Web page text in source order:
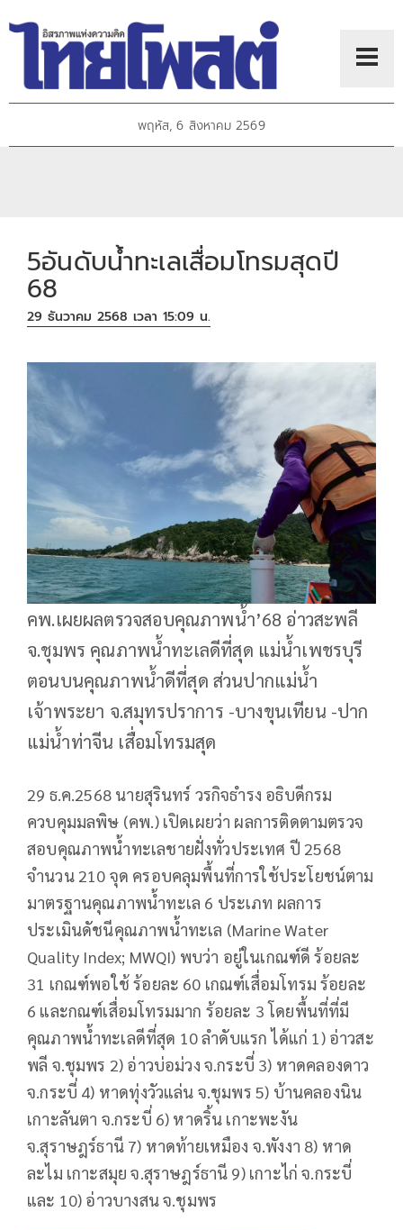
พฤหัส, 6 สิงหาคม 2569
5อันดับน้ำทะเลเสื่อมโทรมสุดปี
68
29 ธันวาคม 2568 เวลา 15:09 น.
คพ.เผยผลตรวจสอบคุณภาพน้ำ’68 อ่าวสะพลี
จ.ชุมพร คุณภาพน้ำทะเลดีที่สุด แม่น้ำเพชรบุรี
ตอนบนคุณภาพน้ำดีที่สุด ส่วนปากแม่น้ำ
เจ้าพระยา จ.สมุทรปราการ -บางขุนเทียน -ปาก
แม่น้ำท่าจีน เสื่อมโทรมสุด
29 ธ.ค.2568 นายสุรินทร์ วรกิจธำรง อธิบดีกรม
ควบคุมมลพิษ (คพ.) เปิดเผยว่า ผลการติดตามตรวจ
สอบคุณภาพน้ำทะเลชายฝั่งทั่วประเทศ ปี 2568
จำนวน 210 จุด ครอบคลุมพื้นที่การใช้ประโยชน์ตาม
มาตรฐานคุณภาพน้ำทะเล 6 ประเภท ผลการ
ประเมินดัชนีคุณภาพน้ำทะเล (Marine Water
Quality Index; MWQI) พบว่า อยู่ในเกณฑ์ดี ร้อยละ
31 เกณฑ์พอใช้ ร้อยละ 60 เกณฑ์เสื่อมโทรม ร้อยละ
6 และกณฑ์เสื่อมโทรมมาก ร้อยละ 3 โดยพื้นที่ที่มี
คุณภาพน้ำทะเลดีที่สุด 10 ลำดับแรก ได้แก่ 1) อ่าวสะ
พลี จ.ชุมพร 2) อ่าวบ่อม่วง จ.กระบี่ 3) หาดคลองดาว
จ.กระบี่ 4) หาดทุ่งวัวแล่น จ.ชุมพร 5) บ้านคลองนิน
เกาะลันตา จ.กระบี่ 6) หาดริ้น เกาะพะงัน
จ.สุราษฎร์ธานี 7) หาดท้ายเหมือง จ.พังงา 8) หาด
ละไม เกาะสมุย จ.สุราษฎร์ธานี 9) เกาะไก่ จ.กระบี่
และ 10) อ่าวบางสน จ.ชุมพร